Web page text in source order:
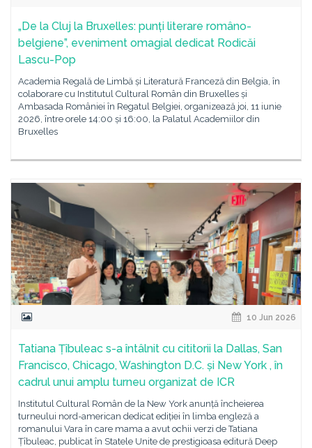
„De la Cluj la Bruxelles: punți literare româno-
belgiene”, eveniment omagial dedicat Rodicăi
Lascu-Pop
Academia Regală de Limbă și Literatură Franceză din Belgia, în
colaborare cu Institutul Cultural Român din Bruxelles și
Ambasada României în Regatul Belgiei, organizează joi, 11 iunie
2026, între orele 14:00 și 16:00, la Palatul Academiilor din
Bruxelles
10 Jun 2026
Tatiana Țîbuleac s-a întâlnit cu cititorii la Dallas, San
Francisco, Chicago, Washington D.C. și New York , în
cadrul unui amplu turneu organizat de ICR
Institutul Cultural Român de la New York anunță încheierea
turneului nord-american dedicat ediției în limba engleză a
romanului Vara în care mama a avut ochii verzi de Tatiana
Țîbuleac, publicat în Statele Unite de prestigioasa editură Deep